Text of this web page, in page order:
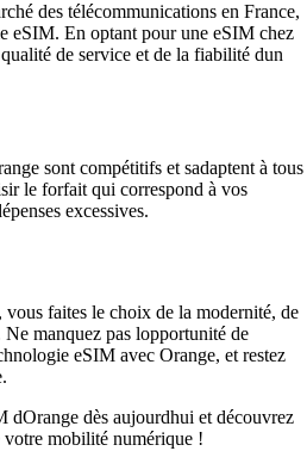
des télécommunications en France,
eSIM. En optant pour une eSIM chez
de service et de la fiabilité dun
sont compétitifs et sadaptent à tous
le forfait qui correspond à vos
excessives.
faites le choix de la modernité, de
manquez pas lopportunité de
eSIM avec Orange, et restez
dOrange dès aujourdhui et découvrez
mobilité numérique !